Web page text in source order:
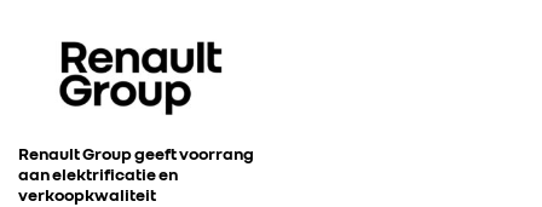
Renault Group geeft voorrang
aan elektrificatie en
verkoopkwaliteit